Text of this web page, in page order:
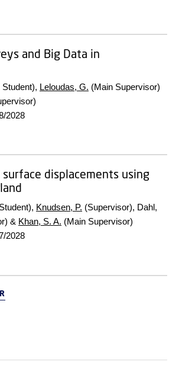
and Big Data in
Student), Leloudas, G. (Main Supervisor)
2028
displacements using
Knudsen, P. (Supervisor), Dahl,
& Khan, S. A. (Main Supervisor)
2028